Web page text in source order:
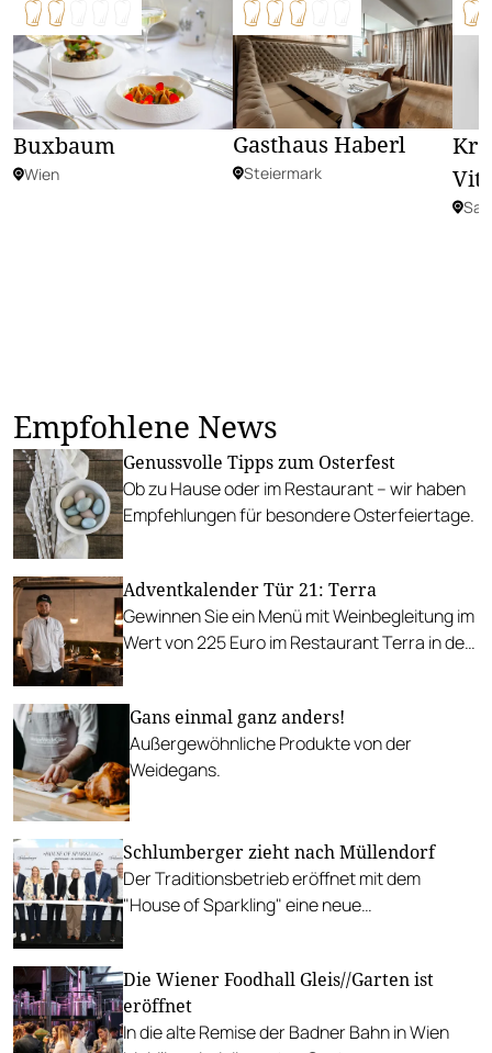
Buxbaum
Wien
Gasthaus Haberl
Steiermark
Empfohlene News
Genussvolle Tipps zum Osterfest
Ob zu Hause oder im Restaurant – wir haben
Empfehlungen für besondere Osterfeiertage.
Adventkalender Tür 21: Terra
Gewinnen Sie ein Menü mit Weinbegleitung im
Wert von 225 Euro im Restaurant Terra in der
Gans einmal ganz anders!
Außergewöhnliche Produkte von der
Weidegans.
Schlumberger zieht nach Müllendorf
Der Traditionsbetrieb eröffnet mit dem
"House of Sparkling" eine neue
Die Wiener Foodhall Gleis//Garten ist
eröffnet
In die alte Remise der Badner Bahn in Wien